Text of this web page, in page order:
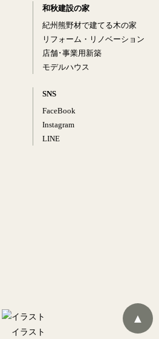
和秋建設の家
紀州熊野材で建てる木の家
リフォーム・リノベーション
店舗･事業用新築
モデルハウス
SNS
FaceBook
Instagram
LINE
▲